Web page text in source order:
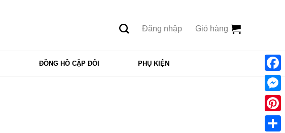
Đăng nhập Giỏ hàng
ĐỒNG HỒ CẶP ĐÔI PHỤ KIỆN